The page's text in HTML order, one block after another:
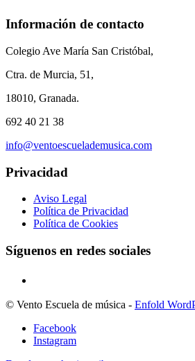
Información de contacto
Colegio Ave María San Cristóbal,
Ctra. de Murcia, 51,
18010, Granada.
692 40 21 38
info@ventoescuelademusica.com
Privacidad
Aviso Legal
Política de Privacidad
Política de Cookies
Síguenos en redes sociales
© Vento Escuela de música - Enfold
Facebook
Instagram